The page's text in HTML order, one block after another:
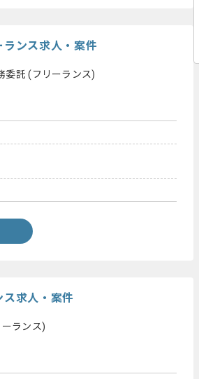
ランス求人・案件
委託(フリーランス)
ス求人・案件
ランス)